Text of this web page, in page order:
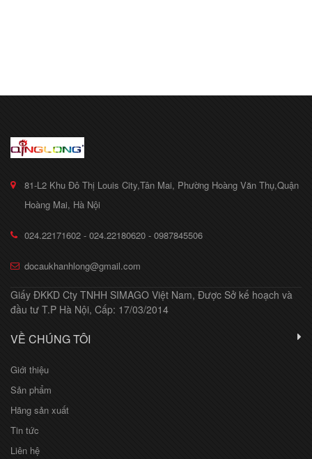
81-L2 Khu Đô Thị Louis City,Tân Mai, Phường Hoàng Văn Thụ,Quận
Hoàng Mai, Hà Nội
024.22171602 - 024.22180620 - 0987845506
docaukhanhlong@gmail.com
Giấy ĐKKD Cty TNHH SIMAGO Việt Nam, Được Sở kế hoạch và
đầu tư T.P Hà Nội, Cấp: 17/03/2014
VỀ CHÚNG TÔI
Giới thiệu
Sản phẩm
Hãng sản xuất
Tin tức
Liên hệ